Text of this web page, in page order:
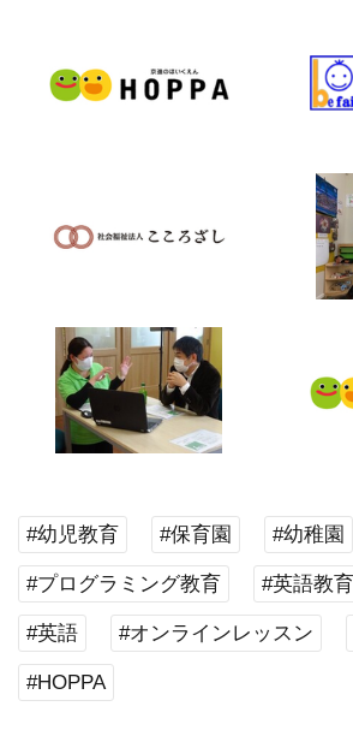
#幼児教育 #保育園 #幼稚園
#プログラミング教育 #英語教育
#英語 #オンラインレッスン
#HOPPA